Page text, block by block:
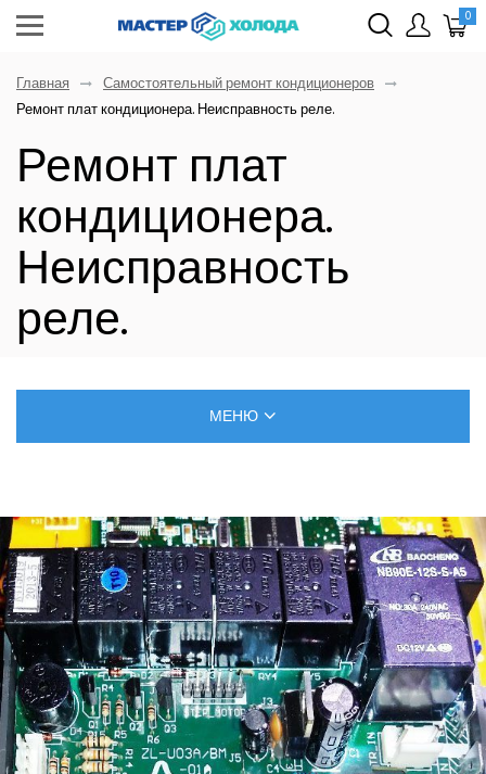
0
Главная
Самостоятельный ремонт кондиционеров
Ремонт плат кондиционера. Неисправность реле.
Ремонт плат
кондиционера.
Неисправность
реле.
МЕНЮ
САМОСТОЯТЕЛЬНЫЙ МОНТАЖ КОНДИЦИОНЕРОВ
ПОЗНАВАТЕЛЬНЫЕ СТАТЬИ
ИНВЕРТОРНЫЕ КОНДИЦИОНЕРЫ
СПРАВОЧНЫЕ МАТЕРИАЛЫ
КОНДИЦИОНИРОВАНИЕ СЕРВЕРНОЙ